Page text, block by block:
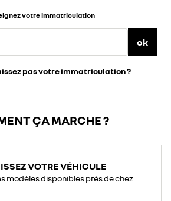
votre immatriculation
ok
pas votre immatriculation ?
ÇA MARCHE ?
VOTRE VÉHICULE
modèles disponibles près de chez